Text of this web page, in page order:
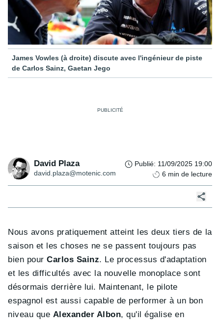
James Vowles (à droite) discute avec l'ingénieur de piste
de Carlos Sainz, Gaetan Jego
David Plaza
david.plaza@motenic.com
Publié: 11/09/2025 19:00
6 min de lecture
Nous avons pratiquement atteint les deux tiers de la
saison et les choses ne se passent toujours pas
bien pourCarlos Sainz. Le processus d'adaptation
et les difficultés avec la nouvelle monoplace sont
désormais derrière lui. Maintenant, le pilote
espagnol est aussi capable de performer à un bon
niveau que Alexander Albon, qu'il égalise en